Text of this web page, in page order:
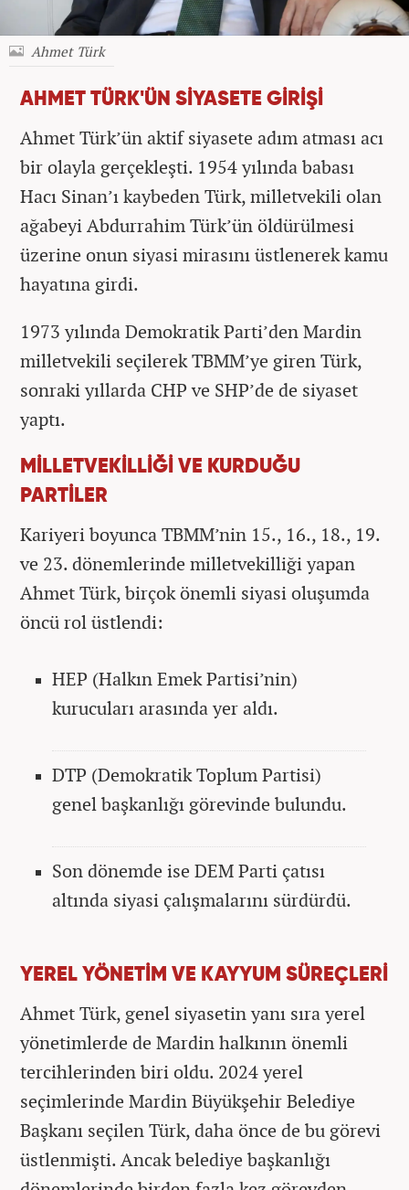
Ahmet Türk
AHMET TÜRK'ÜN SİYASETE GİRİŞİ
Ahmet Türk’ün aktif siyasete adım atması acı
bir olayla gerçekleşti. 1954 yılında babası
Hacı Sinan’ı kaybeden Türk, milletvekili olan
ağabeyi Abdurrahim Türk’ün öldürülmesi
üzerine onun siyasi mirasını üstlenerek kamu
hayatına girdi.
1973 yılında Demokratik Parti’den Mardin
milletvekili seçilerek TBMM’ye giren Türk,
sonraki yıllarda CHP ve SHP’de de siyaset
yaptı.
MİLLETVEKİLLİĞİ VE KURDUĞU
PARTİLER
Kariyeri boyunca TBMM’nin 15., 16., 18., 19.
ve 23. dönemlerinde milletvekilliği yapan
Ahmet Türk, birçok önemli siyasi oluşumda
öncü rol üstlendi:
HEP (Halkın Emek Partisi’nin)
kurucuları arasında yer aldı.
DTP (Demokratik Toplum Partisi)
genel başkanlığı görevinde bulundu.
Son dönemde ise DEM Parti çatısı
altında siyasi çalışmalarını sürdürdü.
YEREL YÖNETİM VE KAYYUM SÜREÇLERİ
Ahmet Türk, genel siyasetin yanı sıra yerel
yönetimlerde de Mardin halkının önemli
tercihlerinden biri oldu. 2024 yerel
seçimlerinde Mardin Büyükşehir Belediye
Başkanı seçilen Türk, daha önce de bu görevi
üstlenmişti. Ancak belediye başkanlığı